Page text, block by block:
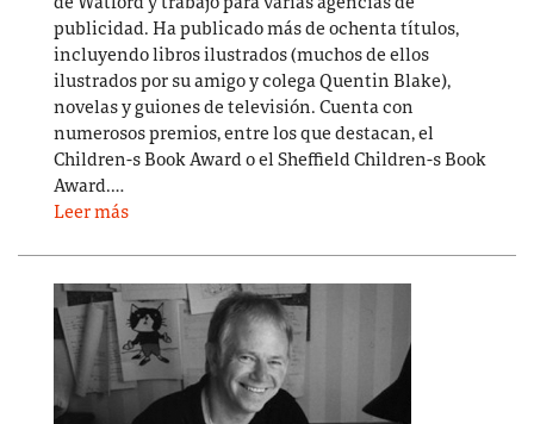
publicidad. Ha publicado más de ochenta títulos,
incluyendo libros ilustrados (muchos de ellos
ilustrados por su amigo y colega Quentin Blake),
novelas y guiones de televisión. Cuenta con
numerosos premios, entre los que destacan, el
Children-s Book Award o el Sheffield Children-s Book
Award.…
Leer más